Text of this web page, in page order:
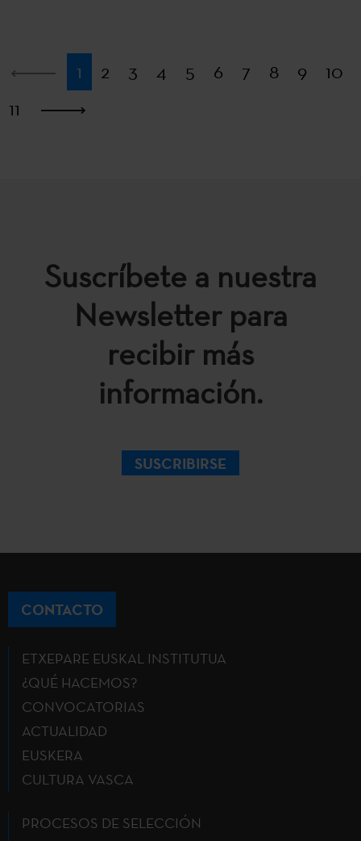
Primera
1 2 3 4 5 6 7 8 9
10
11
Suscríbete a nuestra
Newsletter para
recibir más
información.
SUSCRIBIRSE
CONTACTO
ETXEPARE EUSKAL INSTITUTUA
¿QUÉ HACEMOS?
CONVOCATORIAS
ACTUALIDAD
EUSKERA
CULTURA VASCA
PROCESOS DE SELECCIÓN